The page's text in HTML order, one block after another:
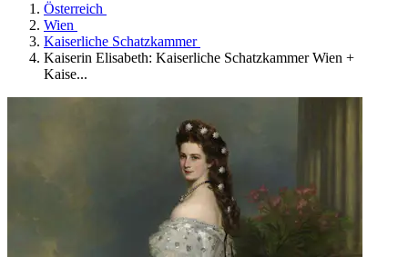
Österreich
Wien
Kaiserliche Schatzkammer
Kaiserin Elisabeth: Kaiserliche Schatzkammer Wien +
Kaise...